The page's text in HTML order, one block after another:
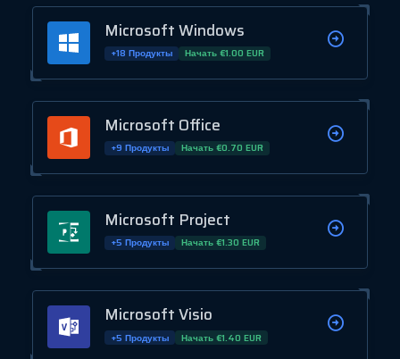
Microsoft Windows
+18 Продукты Начать €1.00 EUR
Microsoft Office
+9 Продукты Начать €0.70 EUR
Microsoft Project
+5 Продукты Начать €1.30 EUR
Microsoft Visio
+5 Продукты Начать €1.40 EUR